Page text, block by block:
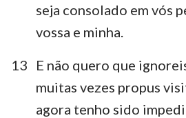
seja consolado em vós
vossa e minha.
13
E não quero que
muitas vezes propus
agora tenho sido